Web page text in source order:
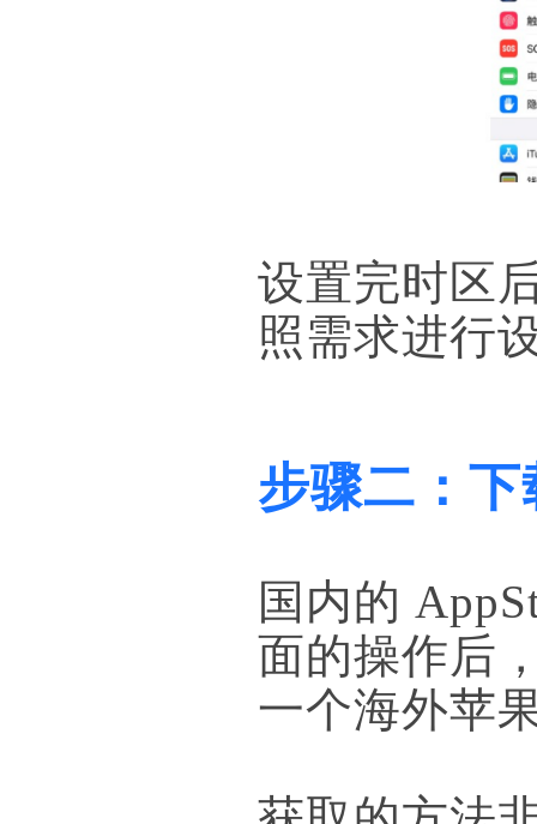
设置完时区
照需求进行
步骤二：
国内的
面的操作后
一个海外苹